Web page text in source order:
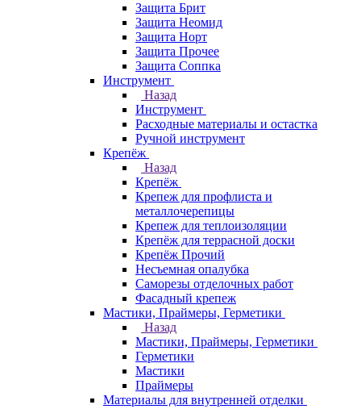
Защита Брит
Защита Неомид
Защита Норт
Защита Прочее
Защита Соппка
Инструмент
Назад
Инструмент
Расходные материалы и остастка
Ручной инструмент
Крепёж
Назад
Крепёж
Крепеж для профлиста и
металлочерепицы
Крепеж для теплоизоляции
Крепёж для террасной доски
Крепёж Прочий
Несъемная опалубка
Саморезы отделочных работ
Фасадный крепеж
Мастики, Праймеры, Герметики
Назад
Мастики, Праймеры, Герметики
Герметики
Мастики
Праймеры
Материалы для внутренней отделки